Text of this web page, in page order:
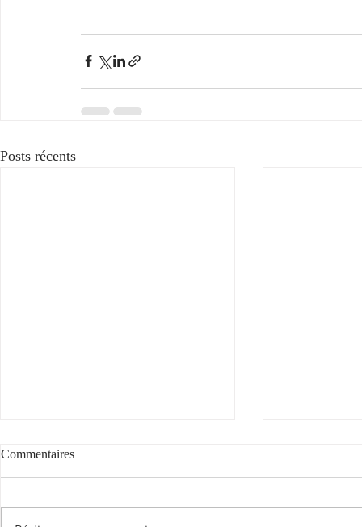
Posts récents
Voyez la vie en rose
Voyez la vie en rose... avec notre rosé
"Cantèra"
Commentaires